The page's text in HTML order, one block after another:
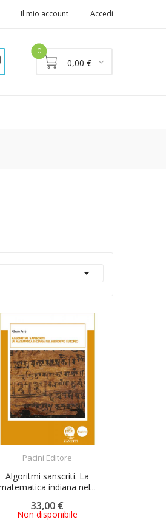
Il mio account Accedi
0
0,00 €

Pacini Editore
Algoritmi sanscriti. La
indiana nel...
33,00 €
Non disponibile